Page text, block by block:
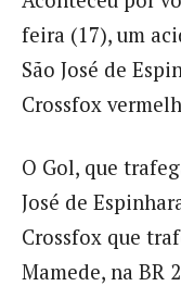
feira (17), um
São José de
Crossfox
O Gol, que
José de
Crossfox que
Mamede, na BR